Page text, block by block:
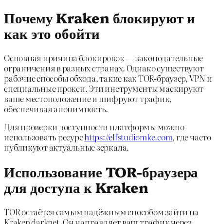
Почему Kraken блокируют и
как это обойти
Основная причина блокировок — законодательные
ограничения в разных странах. Однако существуют
рабочие способы обхода, такие как TOR-браузер, VPN и
специальные прокси. Эти инструменты маскируют
ваше местоположение и шифруют трафик,
обеспечивая анонимность.
Для проверки доступности платформы можно
использовать ресурсhttps://elfstudiomke.com, где часто
публикуют актуальные зеркала.
Использование TOR-браузера
для доступа к Kraken
TOR остаётся самым надёжным способом зайти на